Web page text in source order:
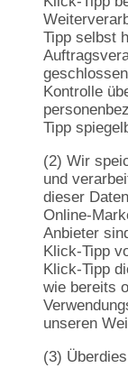
Tipp selbst
Kontrolle
Tipp
(2) Wir
und
dieser
Online-
Anbieter
Klick-Tipp
Klick-Tipp
wie bereits
unseren
(3)